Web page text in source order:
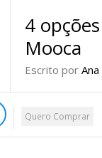
4
Mooca
Escrito por
Quero Comprar